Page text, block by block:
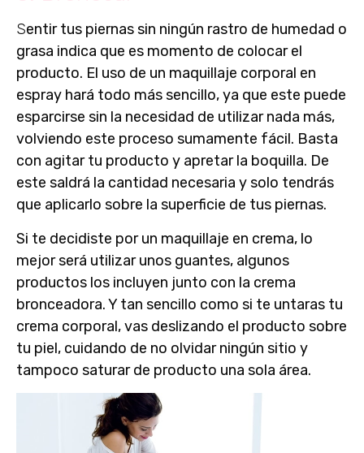
Sentir tus piernas sin ningún rastro de humedad o
grasa indica que es momento de colocar el
producto. El uso de un maquillaje corporal en
espray hará todo más sencillo, ya que este puede
esparcirse sin la necesidad de utilizar nada más,
volviendo este proceso sumamente fácil. Basta
con agitar tu producto y apretar la boquilla. De
este saldrá la cantidad necesaria y solo tendrás
que aplicarlo sobre la superficie de tus piernas.
Si te decidiste por un maquillaje en crema, lo
mejor será utilizar unos guantes, algunos
productos los incluyen junto con la crema
bronceadora. Y tan sencillo como si te untaras tu
crema corporal, vas deslizando el producto sobre
tu piel, cuidando de no olvidar ningún sitio y
tampoco saturar de producto una sola área.